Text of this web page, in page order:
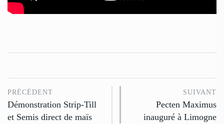
PRÉCÉDENT
Démonstration Strip-Till
et Semis direct de maïs
SUIVANT
Pecten Maximus
inauguré à Limogne